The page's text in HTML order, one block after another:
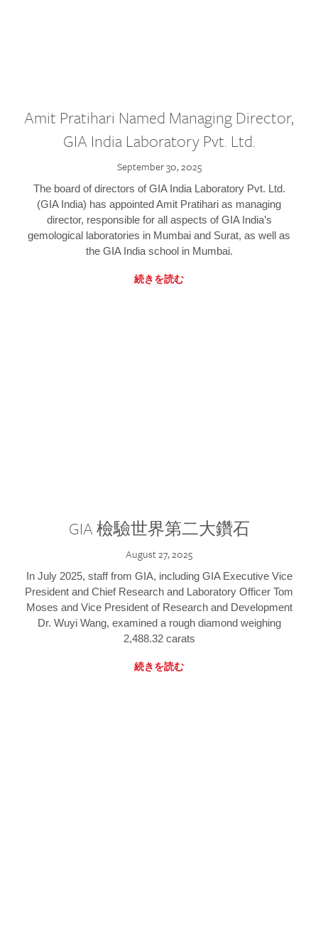
Amit Pratihari Named Managing Director,
GIA India Laboratory Pvt. Ltd.
September 30, 2025
The board of directors of GIA India Laboratory Pvt. Ltd.
(GIA India) has appointed Amit Pratihari as managing
director, responsible for all aspects of GIA India’s
gemological laboratories in Mumbai and Surat, as well as
the GIA India school in Mumbai.
続きを読む
GIA 檢驗世界第二大鑽石
August 27, 2025
In July 2025, staff from GIA, including GIA Executive Vice
President and Chief Research and Laboratory Officer Tom
Moses and Vice President of Research and Development
Dr. Wuyi Wang, examined a rough diamond weighing
2,488.32 carats
続きを読む